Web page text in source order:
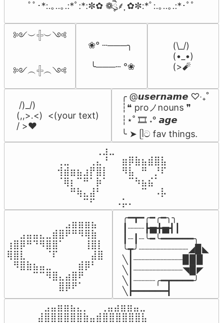
ﾟﾟ･*:.｡..｡.:*ﾟ:*:✼✿ ❁ཻུ۪۪⸙͎ ✿✼:*ﾟ:.｡..｡.:*･ﾟﾟ
༻︶𓏶︶༺
༻︵𓏶︵༺
❀° ┄───╮
╰───┄ °❀
(\_/)
(•_•)
(>🧨
/)_/)
(,,>.<)  <(your text)
/ >❤️
╭ @𝙪𝙨𝙚𝙧𝙣𝙖𝙢𝙚 ♡‧₊˚
┆❝ proノnouns ❞
┆⋆˚ 🎞️ ˖° 𝙖𝙜𝙚
╰ ➤ ᥫට fav things.
⠀⠀⠀⠀⠀⠀⢀⣰⣀⠀⠀⠀⠀⠀⠀⠀⠀
⢀⣀⠀⠀⠀⢀⣄⠘⠀⠀⣶⡿⣷⣦⣾⣿⣧
⢺⣾⣶⣦⣰⡟⣿⡇⠀⠀⠻⣧⠀⠛⠀⡘⠏
⠈⢿⡆⠉⠛⠁⡷⠁⠀⠀⠀⠉⠳⣦⣮⠁⠀
⠀⠀⠛⢷⣄⣼⠃⠀⠀⠀⠀⠀⠀⠉⠀⠠⡧
⠀⠀⠀⠀⠉⠋⠀⠀⠀⠠⡥⠄⠀⠀⠀⠀⠀
⠀⠀⠀⠀⠀⠀⠀⠀⠀⣠⣶⣶⣶⣦⠀⠀
⠀⠀⣠⣤⣤⣄⣀⣾⣿⠟⠛⠻⢿⣷⠀
⢰⣿⡿⠛⠙⠻⣿⣿⠁⠀⠀⠀⢸⣿⡇
⢿⣿⣇⠀⠀⠀⠈⠏⠀⠀⠀⠀⠀⣼⣿⠀
⠀⠻⣿⣷⣦⣤⣀⠀⠀⠀⠀⣾⡿⠃⠀
⠀⠀⠀⠀⠉⠉⠻⣿⣄⣴⣿⠟⠀⠀⠀
⠀⠀⠀⠀⠀⠀⠀⠀⣿⡿⠟⠁⠀⠀⠀⠀
╭━┳━╭━╭━╮╮
┃┈┈┈┣▅╋▅┫┃
┃┈┃┈╰━╰━━━━━━╮
╰┳╯┈┈┈┈┈┈┈┈┈◢▉◣
╲┃┈┈┈┈┈┈┈┈┈▉▉▉
╲┃┈┈┈┈┈┈┈┈┈◥▉◤
╲┃┈┈┈┈╭━┳━━━━╯
╲┣━━━━━━┫﻿
⠀⣠⣤⣶⣶⣦⣄⡀  ⠀⢀⣤⣴⣶⣶⣤⣀⠀
⣼⣿⣿⣿⣿⣿⣿⣷⣤⣾⣿⣿⣿⣿⣿⣿⣧